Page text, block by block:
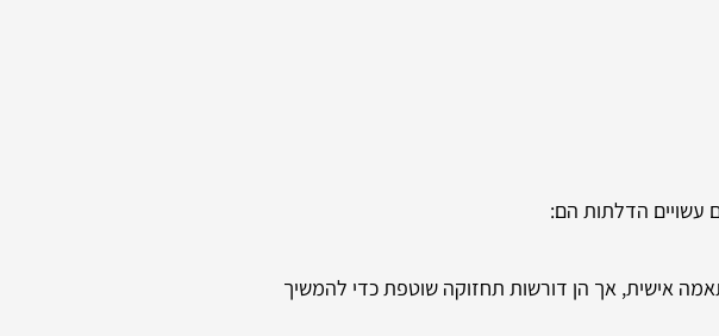
עשויים הדלתות הם:
אישית, אך הן דורשות תחזוקה שוטפת כדי להמשיך